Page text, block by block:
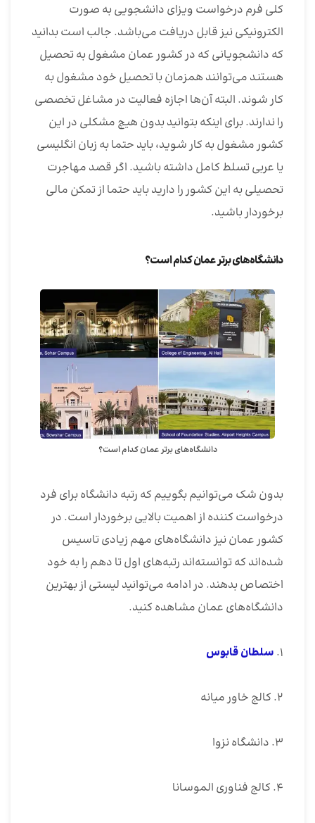
کلی فرم درخواست ویزای دانشجویی به صورت
الکترونیکی نیز قابل دریافت می‌باشد. جالب است بدانید
که دانشجویانی که در کشور عمان مشغول به تحصیل
هستند می‌توانند همزمان با تحصیل خود مشغول به
کار شوند. البته آن‌ها اجازه فعالیت در مشاغل تخصصی
را ندارند. برای اینکه بتوانید بدون هیچ مشکلی در این
کشور مشغول به کار شوید، باید حتما به زبان انگلیسی
یا عربی تسلط کامل داشته باشید. اگر قصد مهاجرت
تحصیلی به این کشور را دارید باید حتما از تمکن مالی
برخوردار باشید.
دانشگاه‌های برتر عمان کدام است؟
دانشگاه‌های برتر عمان کدام است؟
بدون شک می‌توانیم بگوییم که رتبه دانشگاه برای فرد
درخواست کننده از اهمیت بالایی برخوردار است. در
کشور عمان نیز دانشگاه‌های مهم زیادی تاسیس
شده‌اند که توانسته‌اند رتبه‌های اول تا دهم را به خود
اختصاص بدهند. در ادامه می‌توانید لیستی از بهترین
دانشگاه‌های عمان مشاهده کنید.
۱. سلطان قابوس
۲. کالج خاور میانه
۳. دانشگاه نزوا
۴. کالج فناوری الموسانا